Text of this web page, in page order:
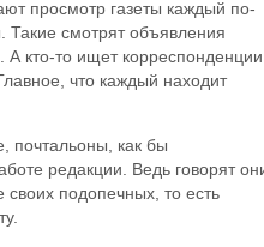
просмотр газеты каждый по-
Такие смотрят объявления
А кто-то ищет корреспонденции
что каждый находит
почтальоны, как бы
редакции. Ведь говорят
своих подопечных, то есть